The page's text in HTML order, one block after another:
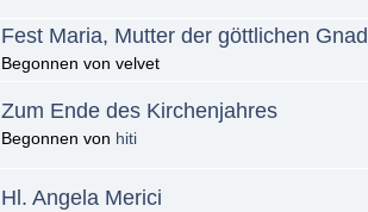
Fest Maria, Mutter der göttlichen
Begonnen von velvet
Zum Ende des Kirchenjahres
Begonnen von hiti
Hl. Angela Merici